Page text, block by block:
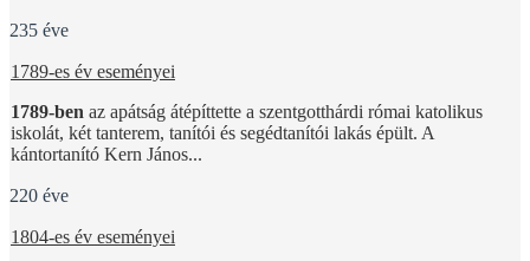
235 éve
1789-es év eseményei
1789-ben az apátság átépíttette a szentgotthárdi római katolikus
iskolát, két tanterem, tanítói és segédtanítói lakás épült. A
kántortanító Kern János...
220 éve
1804-es év eseményei